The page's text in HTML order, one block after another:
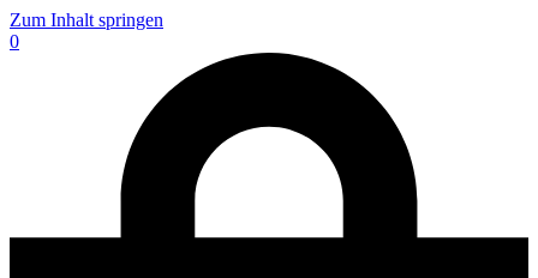
Zum Inhalt springen
0